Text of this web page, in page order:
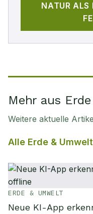
NATUR ALS
Mehr aus
Weitere aktuelle
Alle Erde & Umwelt
ERDE & UMWELT
Neue KI-App